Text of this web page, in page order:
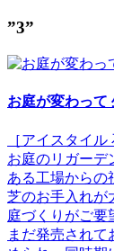
”3”
お庭が変わって
［アイスタイ
お庭のリガーデ
ある工場からの
芝のお手入れが
庭づくりがご要
まだ発売されて